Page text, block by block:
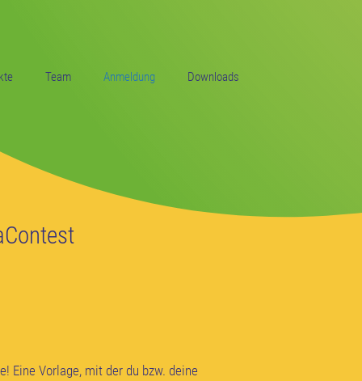
Team Anmeldung Downloads
Eine Vorlage, mit der du bzw. deine